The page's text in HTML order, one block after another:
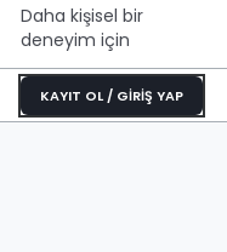
Daha kişisel bir
deneyim için
KAYIT OL / GİRİŞ YAP